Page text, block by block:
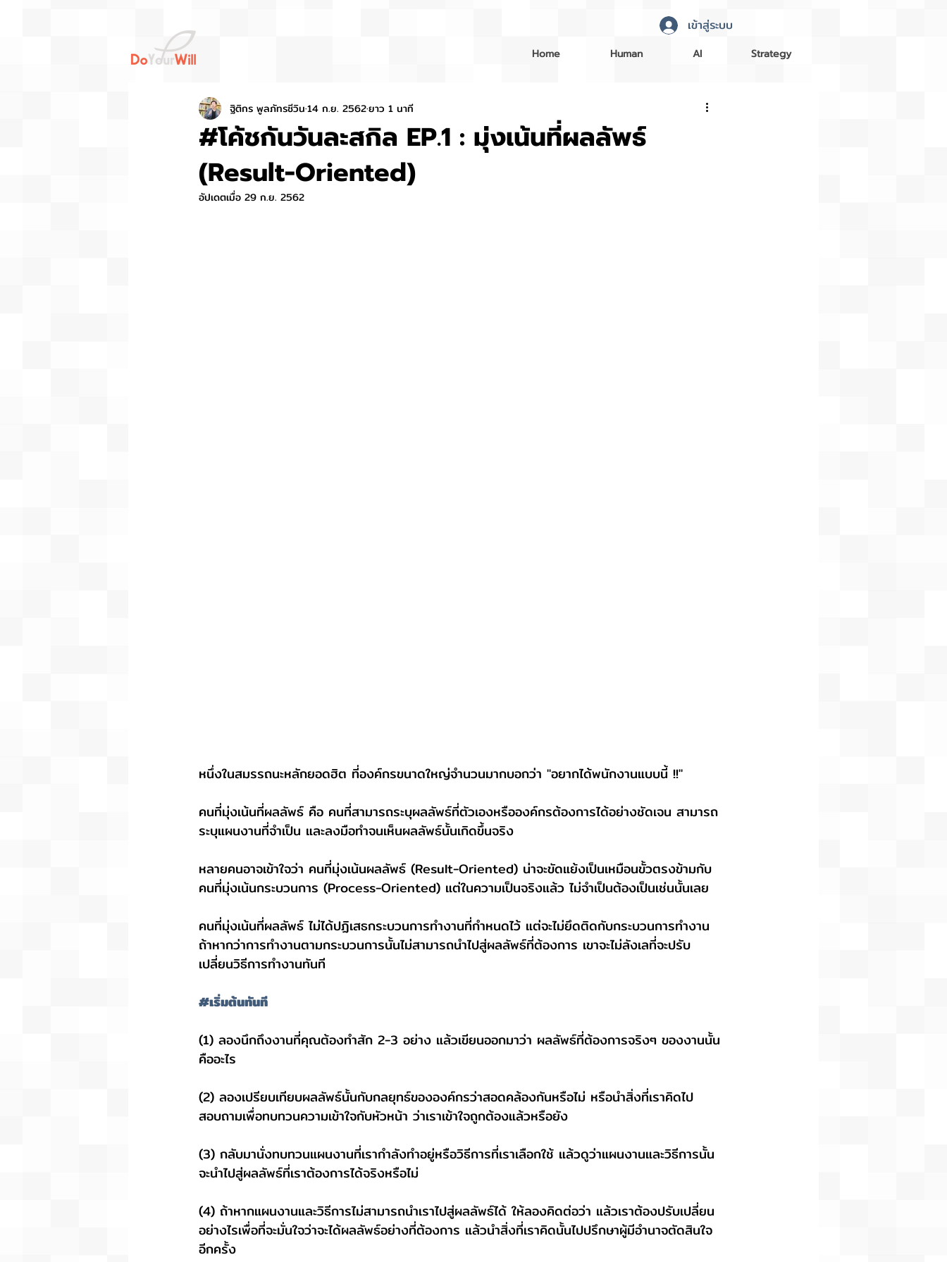
เข้าสู่ระบบ
Home Human AI Strategy
#โค้ชกันวันละสกิล EP.1 : มุ่งเน้นที่ผลลัพธ์
(Result-Oriented)
ฐิติกร พูลภัทรชีวิน14 ก.ย. 2562ยาว 1 นาที
อัปเดตเมื่อ 29 ก.ย. 2562
หนึ่งในสมรรถนะหลักยอดฮิต ที่องค์กรขนาดใหญ่จำนวนมากบอกว่า "อยากได้พนักงานแบบนี้ !!"
คนที่มุ่งเน้นที่ผลลัพธ์ คือ คนที่สามารถระบุผลลัพธ์ที่ตัวเองหรือองค์กรต้องการได้อย่างชัดเจน สามารถ
ระบุแผนงานที่จำเป็น และลงมือทำจนเห็นผลลัพธ์นั้นเกิดขึ้นจริง
หลายคนอาจเข้าใจว่า คนที่มุ่งเน้นผลลัพธ์ (Result-Oriented) น่าจะขัดแย้งเป็นเหมือนขั้วตรงข้ามกับ
คนที่มุ่งเน้นกระบวนการ (Process-Oriented) แต่ในความเป็นจริงแล้ว ไม่จำเป็นต้องเป็นเช่นนั้นเลย
คนที่มุ่งเน้นที่ผลลัพธ์ ไม่ได้ปฏิเสธกระบวนการทำงานที่กำหนดไว้ แต่จะไม่ยึดติดกับกระบวนการทำงาน
ถ้าหากว่าการทำงานตามกระบวนการนั้นไม่สามารถนำไปสู่ผลลัพธ์ที่ต้องการ เขาจะไม่ลังเลที่จะปรับ
เปลี่ยนวิธีการทำงานทันที
#เริ่มต้นทันที
(1) ลองนึกถึงงานที่คุณต้องทำสัก 2-3 อย่าง แล้วเขียนออกมาว่า ผลลัพธ์ที่ต้องการจริงๆ ของงานนั้น
คืออะไร
(2) ลองเปรียบเทียบผลลัพธ์นั้นกับกลยุทธ์ขององค์กรว่าสอดคล้องกันหรือไม่ หรือนำสิ่งที่เราคิดไป
สอบถามเพื่อทบทวนความเข้าใจกับหัวหน้า ว่าเราเข้าใจถูกต้องแล้วหรือยัง
(3) กลับมานั่งทบทวนแผนงานที่เรากำลังทำอยู่หรือวิธีการที่เราเลือกใช้ แล้วดูว่าแผนงานและวิธีการนั้น
จะนำไปสู่ผลลัพธ์ที่เราต้องการได้จริงหรือไม่
(4) ถ้าหากแผนงานและวิธีการไม่สามารถนำเราไปสู่ผลลัพธ์ได้ ให้ลองคิดต่อว่า แล้วเราต้องปรับเปลี่ยน
อย่างไรเพื่อที่จะมั่นใจว่าจะได้ผลลัพธ์อย่างที่ต้องการ แล้วนำสิ่งที่เราคิดนั้นไปปรึกษาผู้มีอำนาจตัดสินใจ
อีกครั้ง